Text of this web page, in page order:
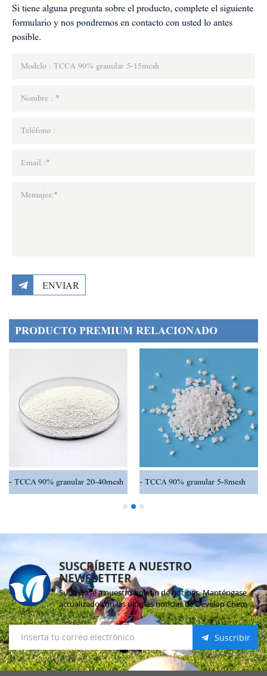
Si tiene alguna pregunta sobre el producto, complete el siguiente
formulario y nos pondremos en contacto con usted lo antes
posible.
ENVIAR
PRODUCTO PREMIUM RELACIONADO
TCCA 90% granular 20-40mesh TCCA 90% granular 5-8mesh
SUSCRÍBETE A NUESTRO
NEWSLETTER
Suscríbase a nuestro boletín de noticias. Manténgase
actualizado con las últimas noticias de Develop Chem
Suscribir